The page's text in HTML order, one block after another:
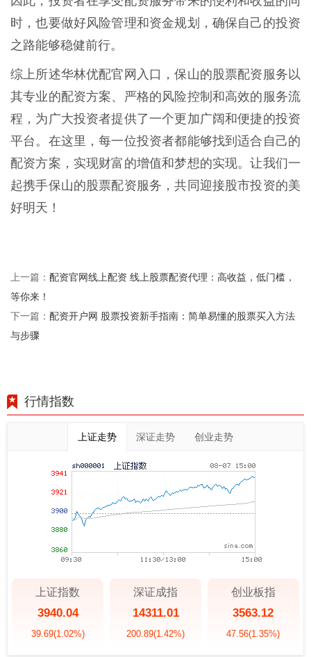
时，也要做好风险管理和资金规划，确保自己的投资
之路能够稳健前行。
综上所述华林优配官网入口，保山的股票配资服务以
其专业的配资方案、严格的风险控制和高效的服务流
程，为广大投资者提供了一个更加广阔和便捷的投资
平台。在这里，每一位投资者都能够找到适合自己的
配资方案，实现财富的增值和梦想的实现。让我们一
起携手保山的股票配资服务，共同迎接股市投资的美
好明天！
上一篇： 配资官网线上配资 线上股票配资代理：高收益，低门槛，
等你来！
下一篇： 配资开户网 股票投资新手指南：简单易懂的股票买入方法
与步骤
行情指数
上证走势 深证走势 创业走势
上证指数
3940.04
39.69(1.02%)
深证成指
14311.01
200.89(1.42%)
创业板指
3563.12
47.56(1.35%)